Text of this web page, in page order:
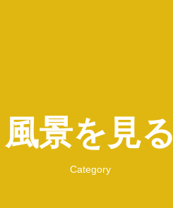
風景を見る
Category